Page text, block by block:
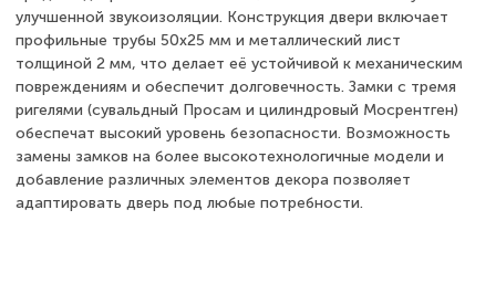
улучшенной звукоизоляции. Конструкция двери включает
профильные трубы 50х25 мм и металлический лист
толщиной 2 мм, что делает её устойчивой к механическим
повреждениям и обеспечит долговечность. Замки с тремя
ригелями (сувальдный Просам и цилиндровый Мосрентген)
обеспечат высокий уровень безопасности. Возможность
замены замков на более высокотехнологичные модели и
добавление различных элементов декора позволяет
адаптировать дверь под любые потребности.